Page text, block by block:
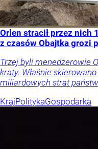
Orlen stracił przez nich
z czasów Obajtka grozi
Trzej byli menedżerowie
kraty. Właśnie
miliardowych strat
KrajPolitykaGospodarka